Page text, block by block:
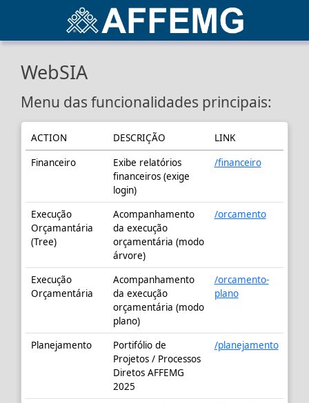
WebSIA
Menu das funcionalidades principais:
ACTION DESCRIÇÃO
LINK
Financeiro
Exibe relatórios
financeiros (exige
login)
/financeiro
Execução
Orçamantária
(Tree)
Acompanhamento
da execução
orçamentária (modo
árvore)
/orcamento
Execução
Orçamentária
Acompanhamento
da execução
orçamentária (modo
plano)
/orcamento-
plano
Planejamento
Portifólio de
Projetos / Processos
Diretos AFFEMG
2025
/planejamento